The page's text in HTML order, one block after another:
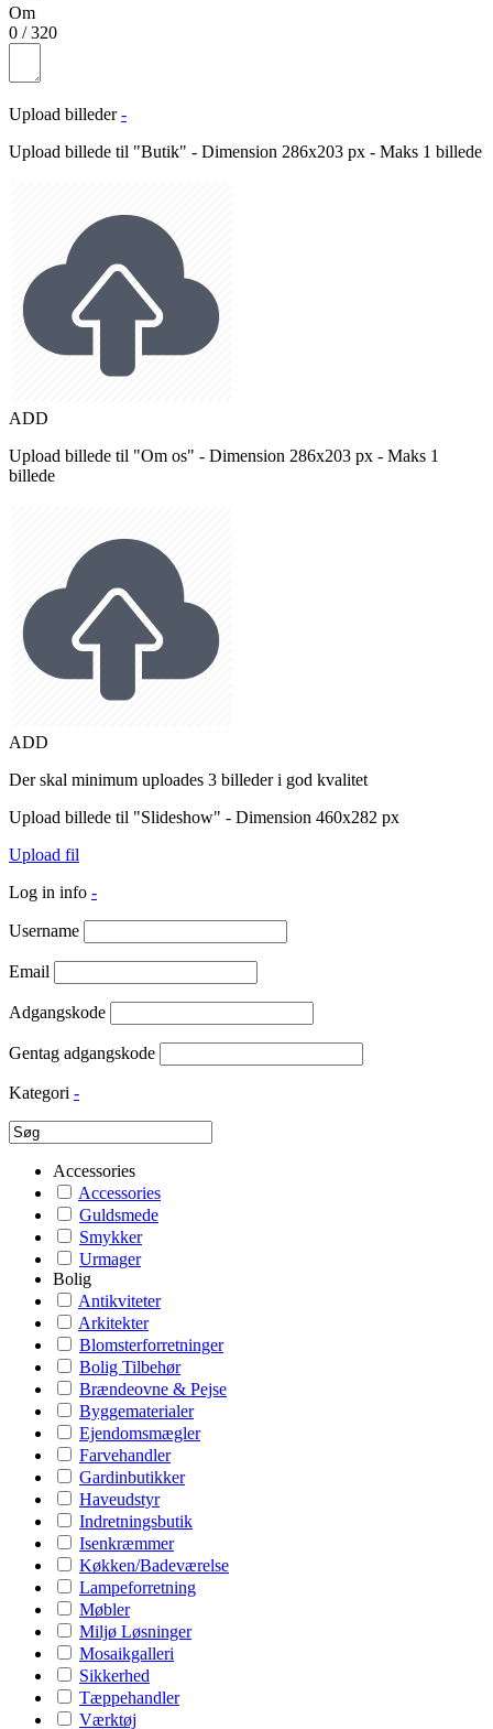
Om
0 /320
Upload billeder -
Upload billede til "Butik" - Dimension 286x203 px - Maks 1 billede
ADD
Upload billede til "Om os" - Dimension 286x203 px - Maks 1
billede
ADD
Der skal minimum uploades 3 billeder i god kvalitet
Upload billede til "Slideshow" - Dimension 460x282 px
Upload fil
Log in info -
Username
Email
Adgangskode
Gentag adgangskode
Kategori -
Accessories
Accessories
Guldsmede
Smykker
Urmager
Bolig
Antikviteter
Arkitekter
Blomsterforretninger
Bolig Tilbehør
Brændeovne & Pejse
Byggematerialer
Ejendomsmægler
Farvehandler
Gardinbutikker
Haveudstyr
Indretningsbutik
Isenkræmmer
Køkken/Badeværelse
Lampeforretning
Møbler
Miljø Løsninger
Mosaikgalleri
Sikkerhed
Tæppehandler
Værktøj